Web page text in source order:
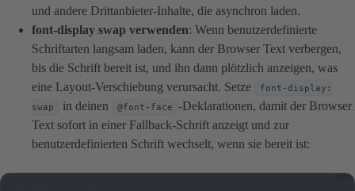
und andere Drittanbieter-Inhalte, die asynchron laden.
font-display swap verwenden: Wenn benutzerdefinierte
Schriftarten langsam laden, kann der Browser Text verbergen,
bis die Schrift bereit ist, und ihn dann plötzlich anzeigen, was
eine Layout-Verschiebung verursacht. Setze
font-display:
swap
in deinen @font-face -Deklarationen, damit der Browser
Text sofort in einer Fallback-Schrift anzeigt und zur
benutzerdefinierten Schrift wechselt, wenn sie bereit ist: